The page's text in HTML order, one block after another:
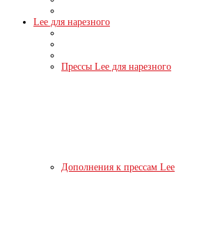
Lee для нарезного
Прессы Lee для нарезного
Дополнения к прессам Lee